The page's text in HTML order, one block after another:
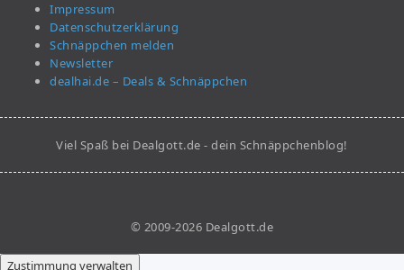
Impressum
Datenschutzerklärung
Schnäppchen melden
Newsletter
dealhai.de – Deals & Schnäppchen
Viel Spaß bei Dealgott.de - dein Schnäppchenblog!
© 2009-2026 Dealgott.de
Zustimmung verwalten